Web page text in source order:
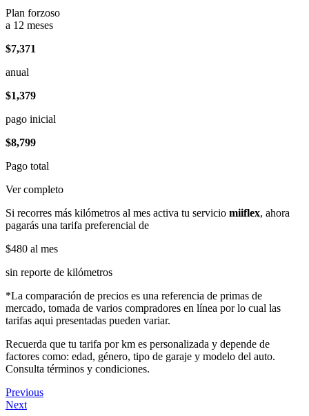
Plan forzoso
a 12 meses
$7,371
anual
$1,379
pago inicial
$8,799
Pago total
Ver completo
Si recorres más kilómetros al mes activa tu servicio miiflex, ahora
pagarás una tarifa preferencial de
$480 al mes
sin reporte de kilómetros
*La comparación de precios es una referencia de primas de
mercado, tomada de varios compradores en línea por lo cual las
tarifas aqui presentadas pueden variar.
Recuerda que tu tarifa por km es personalizada y depende de
factores como: edad, género, tipo de garaje y modelo del auto.
Consulta términos y condiciones.
Previous
Next